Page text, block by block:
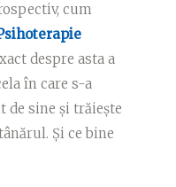
cum
despre asta a
în care s-a
de sine și trăiește
Și ce bine